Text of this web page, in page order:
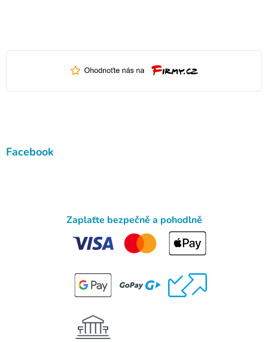
Facebook
Zaplaťte bezpečně a pohodlně